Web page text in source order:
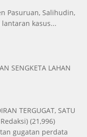
Pasuruan, Salihudin,
kasus...
SENGKETA LAHAN
TERGUGAT, SATU
(21,996)
gugatan perdata